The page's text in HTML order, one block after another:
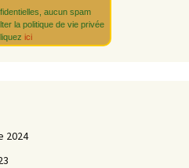
aucun spam
la politique de vie privée
ici
2024